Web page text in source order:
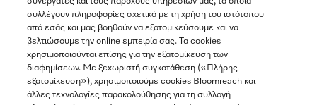
Miele στο Instagram
Miele στο Facebook
Miele στο Youtube
συλλέγουν πληροφορίες σχετικά με τη χρήση του ιστότοπου
από εσάς και μας βοηθούν να εξατομικεύσουμε και να
βελτιώσουμε την online εμπειρία σας. Τα cookies
χρησιμοποιούνται επίσης για την εξατομίκευση των
διαφημίσεων. Με ξεχωριστή συγκατάθεση («Πλήρης
εξατομίκευση»), χρησιμοποιούμε cookies Bloomreach και
άλλες τεχνολογίες παρακολούθησης για τη συλλογή